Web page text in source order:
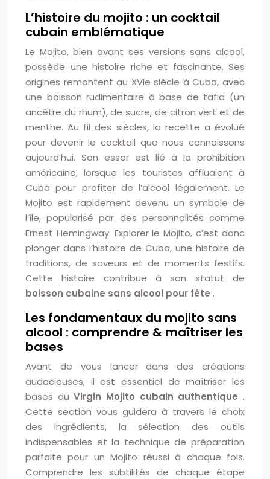
L’histoire du mojito : un cocktail
cubain emblématique
Le Mojito, bien avant ses versions sans alcool,
possède une histoire riche et fascinante. Ses
origines remontent au XVIe siècle à Cuba, avec
une boisson rudimentaire à base de tafia (un
ancêtre du rhum), de sucre, de citron vert et de
menthe. Au fil des siècles, la recette a évolué
pour devenir le cocktail que nous connaissons
aujourd’hui. Son essor est lié à la prohibition
américaine, lorsque les touristes affluaient à
Cuba pour profiter de l’alcool légalement. Le
Mojito est rapidement devenu un symbole de
l’île, popularisé par des personnalités comme
Ernest Hemingway. Explorer le Mojito, c’est donc
plonger dans l’histoire de Cuba, une histoire de
traditions, de saveurs et de moments festifs.
Cette histoire contribue à son statut de
boisson cubaine sans alcool pour fête .
Les fondamentaux du mojito sans
alcool : comprendre & maîtriser les
bases
Avant de vous lancer dans des créations
audacieuses, il est essentiel de maîtriser les
bases duVirgin Mojito cubain authentique .
Cette section vous guidera à travers le choix
des ingrédients, la sélection des outils
indispensables et la technique de préparation
parfaite pour un Mojito réussi à chaque fois.
Comprendre les subtilités de chaque étape